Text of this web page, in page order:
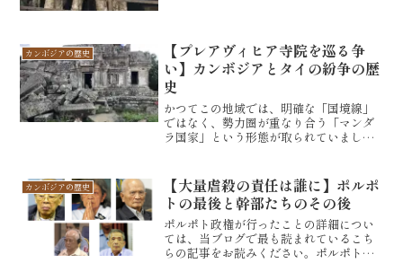
アの豊富な水を吸い尽くし...
カンボジアの歴史
【プレアヴィヒア寺院を巡る争
い】カンボジアとタイの紛争の歴
史
かつてこの地域では、明確な「国境線」
ではなく、勢力圏が重なり合う「マンダ
ラ国家」という形態が取られていまし
とは、ヒンドゥー教の宇宙論から由来
し、国家機構や村落機構におい...
カンボジアの歴史
【大量虐殺の責任は誰に】ポルポ
トの最後と幹部たちのその後
ポルポト政権が行ったことの詳細につい
ては、当ブログで最も読まれているこち
らの記事をお読みください。ポルポト政